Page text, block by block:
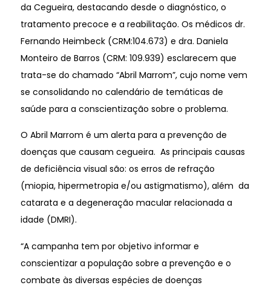
da Cegueira, destacando desde o diagnóstico, o
tratamento precoce e a reabilitação. Os médicos dr.
Fernando Heimbeck (CRM:104.673) e dra. Daniela
Monteiro de Barros (CRM: 109.939) esclarecem que
trata-se do chamado “Abril Marrom”, cujo nome vem
se consolidando no calendário de temáticas de
saúde para a conscientização sobre o problema.
O Abril Marrom é um alerta para a prevenção de
doenças que causam cegueira. As principais causas
de deficiência visual são: os erros de refração
(miopia, hipermetropia e/ou astigmatismo), além da
catarata e a degeneração macular relacionada a
idade (DMRI).
“A campanha tem por objetivo informar e
conscientizar a população sobre a prevenção e o
combate às diversas espécies de doenças